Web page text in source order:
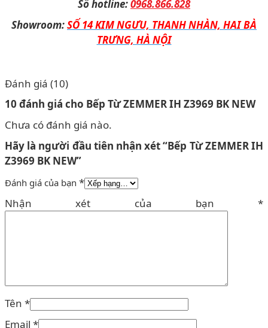
Số hotline:0968.866.828
Showroom:SỐ 14 KIM NGƯU, THANH NHÀN, HAI BÀ
TRƯNG, HÀ NỘI
Đánh giá (10)
10 đánh giá cho Bếp Từ ZEMMER IH Z3969 BK NEW
Chưa có đánh giá nào.
Hãy là người đầu tiên nhận xét “Bếp Từ ZEMMER IH
Z3969 BK NEW”
Đánh giá của bạn *
Nhận xét của bạn *
Tên *
Email *